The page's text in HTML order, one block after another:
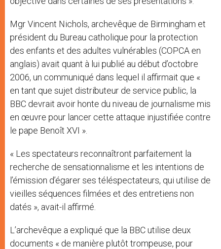
Mgr Vincent Nichols, archevêque de Birmingham et
président du Bureau catholique pour la protection
des enfants et des adultes vulnérables (COPCA en
anglais) avait quant à lui publié au début d’octobre
2006, un communiqué dans lequel il affirmait que «
en tant que sujet distributeur de service public, la
BBC devrait avoir honte du niveau de journalisme mis
en œuvre pour lancer cette attaque injustifiée contre
le pape Benoît XVI ».
« Les spectateurs reconnaîtront parfaitement la
recherche de sensationnalisme et les intentions de
l’émission d’égarer ses téléspectateurs, qui utilise de
vieilles séquences filmées et des entretiens non
datés », avait-il affirmé.
L’archevêque a expliqué que la BBC utilise deux
documents « de manière plutôt trompeuse, pour